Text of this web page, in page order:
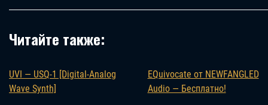
Читайте также:
UVI — USQ-1 [Digital-Analog
Wave Synth]
EQuivocate от NEWFANGLED
Audio — Бесплатно!